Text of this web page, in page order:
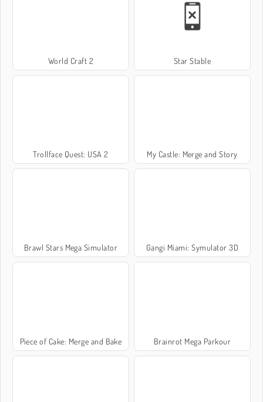
World Craft 2 Star Stable
Trollface Quest: USA 2 My Castle: Merge and Story
Brawl Stars Mega Simulator Gangi Miami: Symulator 3D
Piece of Cake: Merge and Bake Brainrot Mega Parkour